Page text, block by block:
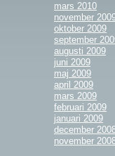
mars 2010
november
oktober 2009
september
augusti 2009
juni 2009
maj 2009
april 2009
mars 2009
februari 2009
januari 2009
december
november